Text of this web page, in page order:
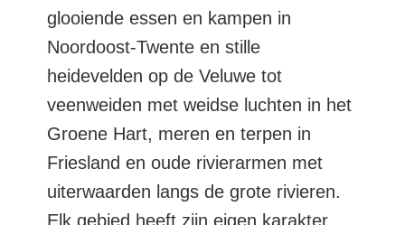
glooiende essen en kampen in
Noordoost-Twente en stille
heidevelden op de Veluwe tot
veenweiden met weidse luchten in het
Groene Hart, meren en terpen in
Friesland en oude rivierarmen met
uiterwaarden langs de grote rivieren.
Elk gebied heeft zijn eigen karakter.